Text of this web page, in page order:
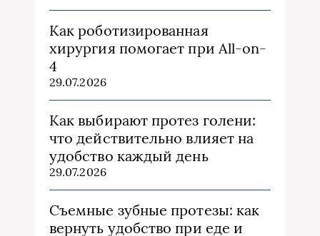
Как роботизированная
хирургия помогает при All-on-
4
29.07.2026
Как выбирают протез голени:
что действительно влияет на
удобство каждый день
29.07.2026
Съемные зубные протезы: как
вернуть удобство при еде и